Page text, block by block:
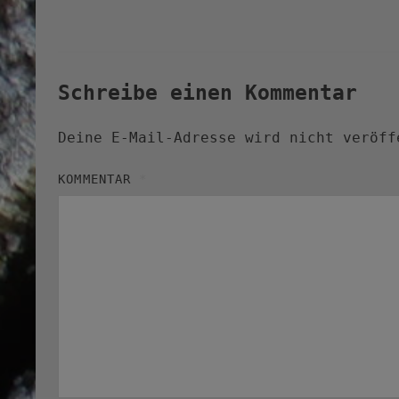
Schreibe einen Kommentar
Deine E-Mail-Adresse wird nicht
KOMMENTAR